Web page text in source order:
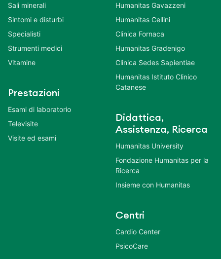
Sali minerali
Sintomi e disturbi
Specialisti
Strumenti medici
Vitamine
Prestazioni
Esami di laboratorio
Televisite
Visite ed esami
Humanitas Gavazzeni
Humanitas Cellini
Clinica Fornaca
Humanitas Gradenigo
Clinica Sedes Sapientiae
Humanitas Istituto Clinico
Catanese
Didattica,
Assistenza, Ricerca
Humanitas University
Fondazione Humanitas per la
Ricerca
Insieme con Humanitas
Centri
Cardio Center
PsicoCare